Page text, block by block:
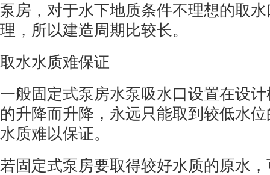
泵房，对于水下地质条件不理想的取
理，所以建造周期比较长。
取水水质难保证
一般固定式泵房水泵吸水口设置在设
的升降而升降，永远只能取到较低水
水质难以保证。
若固定式泵房要取得较好水质的原水